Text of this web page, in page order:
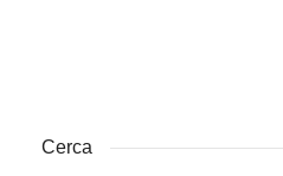
Cerca